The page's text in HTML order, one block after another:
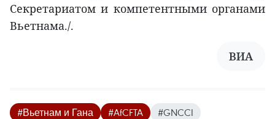
Секретариатом и компетентными органами
Вьетнама./.
ВИА
#Вьетнам и Гана #AfCFTA
#GNCCI